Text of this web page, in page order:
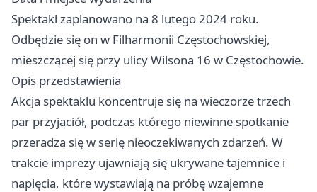
Spektakl zaplanowano na 8 lutego 2024 roku.
Odbędzie się on w Filharmonii Częstochowskiej,
mieszczącej się przy ulicy Wilsona 16 w Częstochowie.
Opis przedstawienia
Akcja spektaklu koncentruje się na wieczorze trzech
par przyjaciół, podczas którego niewinne spotkanie
przeradza się w serię nieoczekiwanych zdarzeń. W
trakcie imprezy ujawniają się ukrywane tajemnice i
napięcia, które wystawiają na próbę wzajemne